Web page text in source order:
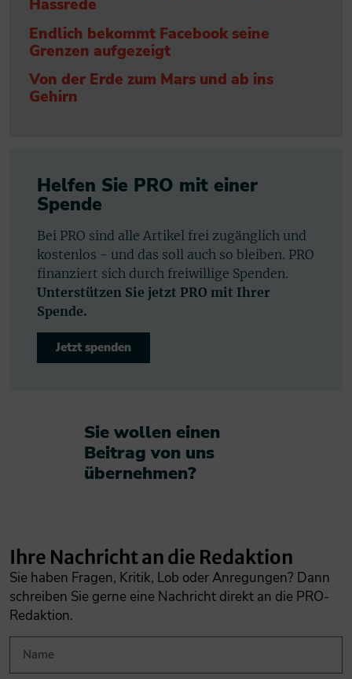
Hassrede
Endlich bekommt Facebook seine
Grenzen aufgezeigt
Von der Erde zum Mars und ab ins
Gehirn
Helfen Sie PRO mit einer
Spende
Bei PRO sind alle Artikel frei zugänglich und
kostenlos - und das soll auch so bleiben. PRO
finanziert sich durch freiwillige Spenden.
Unterstützen Sie jetzt PRO mit Ihrer
Spende.
Jetzt spenden
Sie wollen einen
Beitrag von uns
übernehmen?​
Ihre Nachricht an die Redaktion
Sie haben Fragen, Kritik, Lob oder Anregungen? Dann
schreiben Sie gerne eine Nachricht direkt an die PRO-
Redaktion.